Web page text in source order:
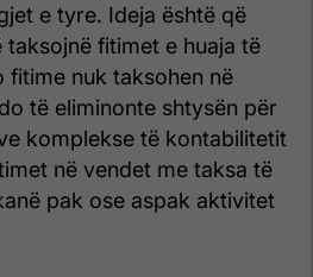
e tyre. Ideja është që
fitimet e huaja të
fitime nuk taksohen në
të eliminonte shtysën për
komplekse të kontabilitetit
në vendet me taksa të
pak ose aspak aktivitet